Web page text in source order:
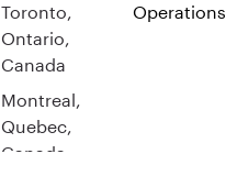
Toronto,
Ontario,
Canada
Montreal,
Quebec,
Canada
Operations